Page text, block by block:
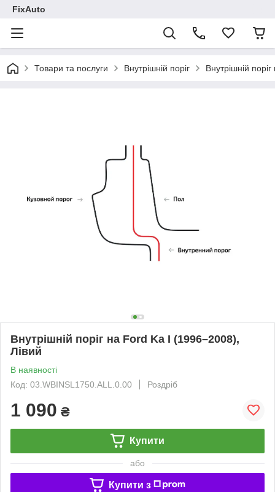
FixAuto
Товари та послуги Внутрішній поріг Внутрішній
Внутрішній поріг на Ford Ka I (1996–2008),
Лівий
В наявності
Код: 03.WBINSL1750.ALL.0.00
Роздріб
1 090 ₴
Купити
або
Купити з